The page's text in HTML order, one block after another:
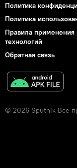
Политика
Политика
Правила
технологий
Обратная связь
© 2026 Sputnik Все